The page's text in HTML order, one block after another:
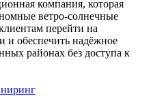
компания, которая
ветро‑солнечные
перейти на
и обеспечить надёжное
районах без доступа к